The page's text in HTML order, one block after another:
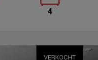
4
VERKOCHT